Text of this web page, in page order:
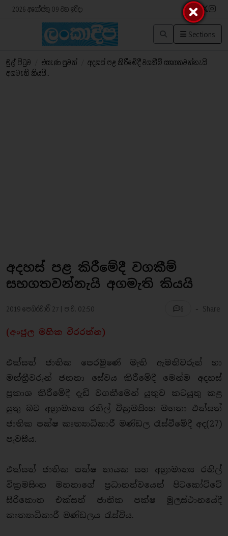
2026 අගෝස්තු 09 වන ඉරිදා
Sections
මුල් පිටුව එසැණ පුවත්
අදහස් පළ කිරීමේදී වගකීම් සහගතවන්නැයි
අගමැති කියයි..
අදහස් පළ කිරීමේදී වගකීම්
සහගතවන්නැයි අගමැති කියයි
2019 පෙබරවාරි 27 | ප.ව. 02:50 6 - Share
(අංජුල මහික වීරරත්න)
එක්සත් ජාතික පෙරමුණේ මැති ඇමතිවරුන් හා
මන්ත්‍රීවරුන් ජනතා සේවය කිරීමේදී මෙන්ම අදහස්
ප්‍රකාශ කිරීමේදී දැඩි වගකීමෙන් යුතුව කටයුතු කළ
යුතු බව අග්‍රාමාත්‍ය රනිල් වික්‍රමසිංහ මහතා එක්සත්
ජාතික පක්ෂ කෘත්‍යාධිකාරී මණ්ඩල රැස්වීමේදී අද(27)
පැවසීය.
එක්සත් ජාතික පක්ෂ නායක සහ අග්‍රාමාත්‍ය රනිල්
වික්‍රමසිංහ මහතාගේ ප්‍රධානත්වයෙන් පිටකෝට්ටේ
සිරිකොත එක්සත් ජාතික පක්ෂ මූලස්ථානයේදී
කෘත්‍යාධිකාරී මණ්ඩලය රැස්විය.